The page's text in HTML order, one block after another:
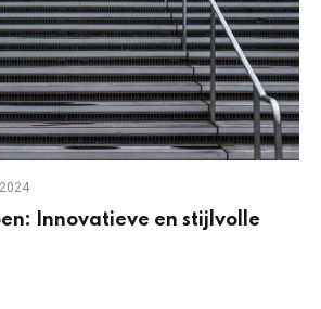
Innovatieve en stijlvolle